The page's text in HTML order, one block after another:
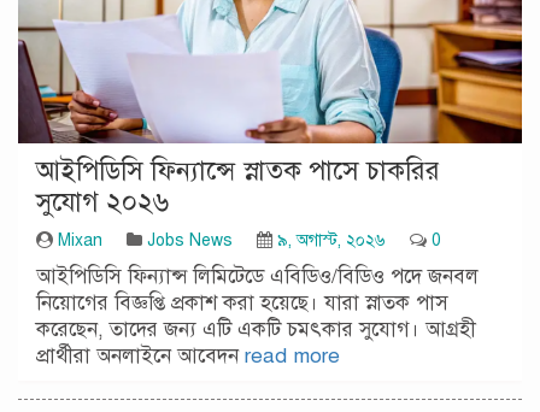
আইপিডিসি ফিন্যান্সে স্নাতক পাসে চাকরির
সুযোগ ২০২৬
Mixan Jobs News ৯, অগাস্ট, ২০২৬ 0
আইপিডিসি ফিন্যান্স লিমিটেডে এবিডিও/বিডিও পদে জনবল
নিয়োগের বিজ্ঞপ্তি প্রকাশ করা হয়েছে। যারা স্নাতক পাস
করেছেন, তাদের জন্য এটি একটি চমৎকার সুযোগ। আগ্রহী
প্রার্থীরা অনলাইনে আবেদনread more